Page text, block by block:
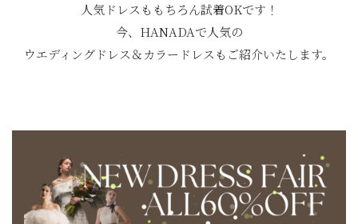
人気ドレスももちろん試着OKです！
今、HANADAで人気の
ウエディングドレス＆カラードレスもご紹介いたします。